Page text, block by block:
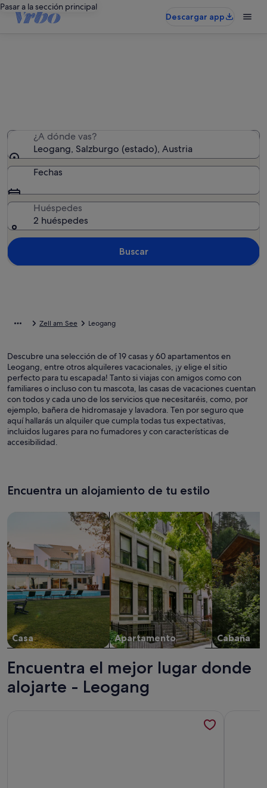
Pasar a la sección principal
Descargar app
¿A dónde vas?
Leogang, Salzburgo (estado), Austria
Fechas
Huéspedes
2 huéspedes
Buscar
Zell am See Leogang
Descubre una selección de of 19 casas y 60 apartamentos en
Leogang, entre otros alquileres vacacionales, ¡y elige el sitio
perfecto para tu escapada! Tanto si viajas con amigos como con
familiares o incluso con tu mascota, las casas de vacaciones cuentan
con todos y cada uno de los servicios que necesitaréis, como, por
ejemplo, bañera de hidromasaje y lavadora. Ten por seguro que
aquí hallarás un alquiler que cumpla todas tus expectativas,
incluidos lugares para no fumadores y con características de
accesibilidad.
Encuentra un alojamiento de tu estilo
Casa Apartamento
Busca apartamentos
Cabaña
Buscar
Encuentra el mejor lugar donde
alojarte - Leogang
Más información sobre acogedor apartamento perfecto